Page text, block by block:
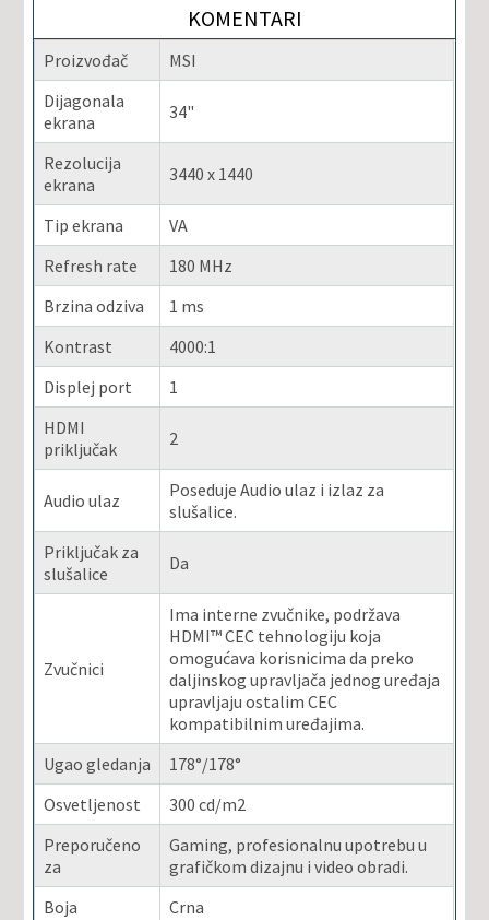
KOMENTARI
Proizvođač
MSI
Dijagonala
ekrana
34"
Rezolucija
ekrana
3440 x 1440
Tip ekrana
VA
Refresh rate
180 MHz
Brzina odziva
1 ms
Kontrast
4000:1
Displej port
1
HDMI
priključak
2
Audio ulaz
Poseduje Audio ulaz i izlaz za
slušalice.
Priključak za
slušalice
Da
Zvučnici
Ima interne zvučnike, podržava
HDMI™ CEC tehnologiju koja
omogućava korisnicima da preko
daljinskog upravljača jednog uređaja
upravljaju ostalim CEC
kompatibilnim uređajima.
Ugao gledanja
178°/178°
Osvetljenost
300 cd/m2
Preporučeno
za
Gaming, profesionalnu upotrebu u
grafičkom dizajnu i video obradi.
Boja
Crna